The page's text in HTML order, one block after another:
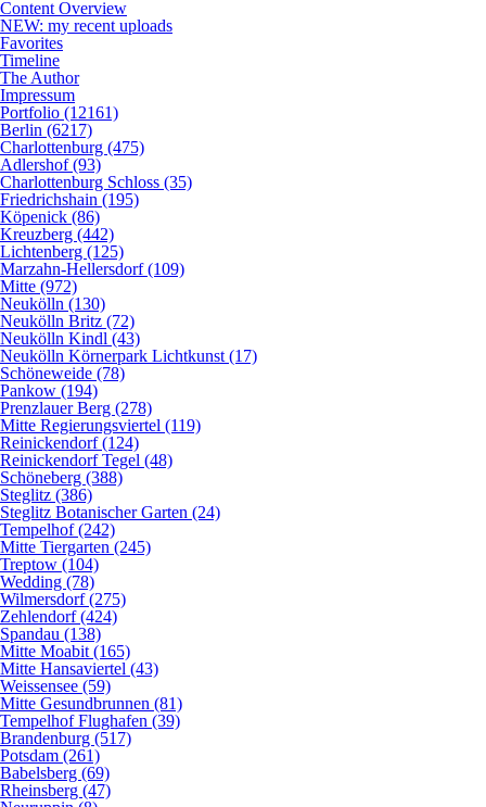
Content Overview
NEW: my recent uploads
Favorites
Timeline
The Author
Impressum
Portfolio (12161)
Berlin (6217)
Charlottenburg (475)
Adlershof (93)
Charlottenburg Schloss (35)
Friedrichshain (195)
Köpenick (86)
Kreuzberg (442)
Lichtenberg (125)
Marzahn-Hellersdorf (109)
Mitte (972)
Neukölln (130)
Neukölln Britz (72)
Neukölln Kindl (43)
Neukölln Körnerpark Lichtkunst (17)
Schöneweide (78)
Pankow (194)
Prenzlauer Berg (278)
Mitte Regierungsviertel (119)
Reinickendorf (124)
Reinickendorf Tegel (48)
Schöneberg (388)
Steglitz (386)
Steglitz Botanischer Garten (24)
Tempelhof (242)
Mitte Tiergarten (245)
Treptow (104)
Wedding (78)
Wilmersdorf (275)
Zehlendorf (424)
Spandau (138)
Mitte Moabit (165)
Mitte Hansaviertel (43)
Weissensee (59)
Mitte Gesundbrunnen (81)
Tempelhof Flughafen (39)
Brandenburg (517)
Potsdam (261)
Babelsberg (69)
Rheinsberg (47)